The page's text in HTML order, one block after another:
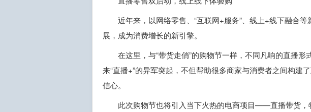
近年来，以网络零售、“互联网+服务”、线上+线下融合
展，成为消费增长的新引擎。
在这里，与“带货走俏”的购物节一样，不同凡响的直播形
来“直播+”的异军突起，不但帮助很多商家与消费者之间构建
信心。
此次购物节也将引入当下火热的电商项目——直播带货，